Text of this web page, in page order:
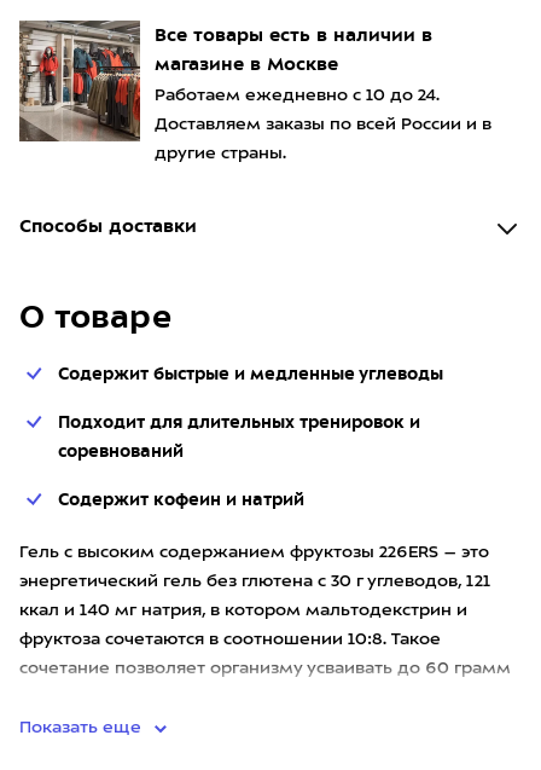
Все товары есть в наличии в
магазине в Москве
Работаем ежедневно с 10 до 24.
Доставляем заказы по всей России и в
другие страны.
Способы доставки
О товаре
Содержит быстрые и медленные углеводы
Подходит для длительных тренировок и
соревнований
Содержит кофеин и натрий
Гель с высоким содержанием фруктозы 226ERS – это
энергетический гель без глютена с 30 г углеводов, 121
ккал и 140 мг натрия, в котором мальтодекстрин и
фруктоза сочетаются в соотношении 10:8. Такое
сочетание позволяет организму усваивать до 60 грамм
Показать еще